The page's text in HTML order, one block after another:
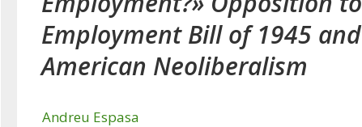
Employment Bill of 1945
American Neoliberalism
Andreu Espasa